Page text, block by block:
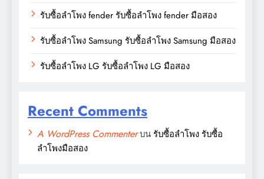
รับซื้อลำโพง fender รับซื้อลำโพง fender มือสอง
รับซื้อลำโพง Samsung รับซื้อลำโพง Samsung มือสอง
รับซื้อลำโพง LG รับซื้อลำโพง LG มือสอง
Recent Comments
A WordPress Commenterบน รับซื้อลำโพง รับซื้อ
ลำโพงมือสอง